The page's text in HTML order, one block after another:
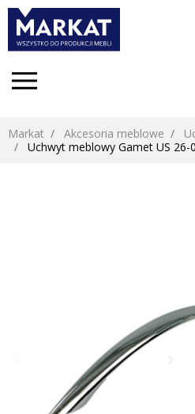
Markat Akcesoria meblowe
Uchwyt meblowy Gamet US 26-